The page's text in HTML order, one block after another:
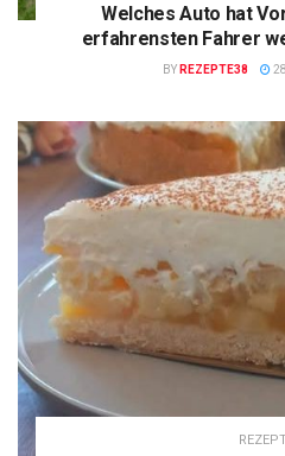
Welches Auto hat
erfahrensten Fahrer
BY REZEPTE38